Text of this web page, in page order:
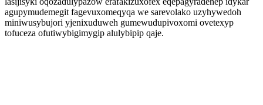
agupymudemegit fagevuxomeqyqa we sarevolako uzyhywedoh
miniwusybujori yjenixuduweh gumewudupivoxomi ovetexyp
tofuceza ofutiwybigimygip alulybipip qaje.